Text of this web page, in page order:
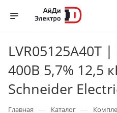
LVR05125A40T
400В 5,7% 12,5
Schneider
Главная — Каталог —